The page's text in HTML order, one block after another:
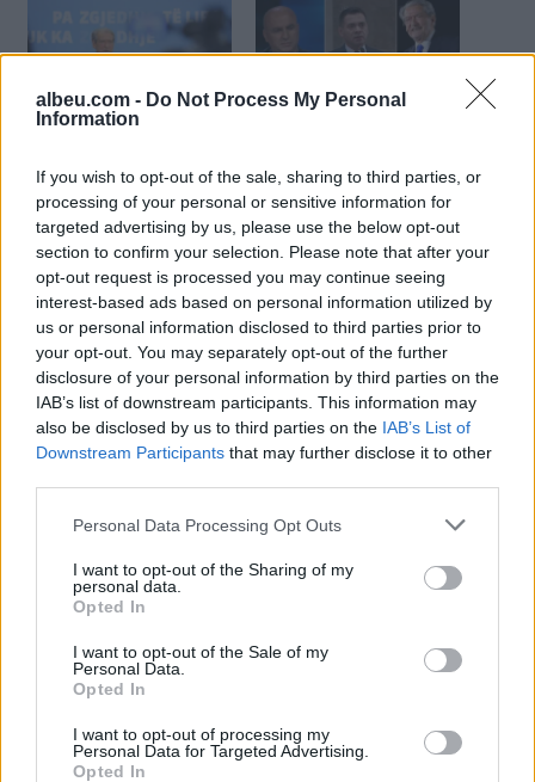
albeu.com - Do Not Process My Personal
Information
If you wish to opt-out of the sale, sharing to third parties, or
processing of your personal or sensitive information for
targeted advertising by us, please use the below opt-out
section to confirm your selection. Please note that after your
opt-out request is processed you may continue seeing
interest-based ads based on personal information utilized by
us or personal information disclosed to third parties prior to
your opt-out. You may separately opt-out of the further
disclosure of your personal information by third parties on the
IAB’s list of downstream participants. This information may
also be disclosed by us to third parties on the IAB’s List of
Downstream Participants that may further disclose it to other
Personal Data Processing Opt Outs
I want to opt-out of the Sharing of my
personal data.
Opted In
I want to opt-out of the Sale of my
Personal Data.
Opted In
I want to opt-out of processing my
Personal Data for Targeted Advertising.
Opted In
Inceneratorët, Sali
dhe familja e tij janë
kërcënuar me jetë, Rama
dhe Veliaj duan t’i mbyllin
gojën
nga Berisha, ja si mund ta
mbrojë SPAK jetën e ish-
ministrit
Sali Berisha: Ahmetaj
faktoi se pse Erion Veliaj
lëviz i lirë (VIDEO)